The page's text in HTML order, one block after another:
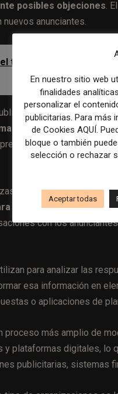
posibles objeciones.
anunciantes.
trabajo editorial, la
El sistema
que se incluye en
de materiales
publicitarias enviadas
recibir una evaluación
con los
para analizar las
esa información en
o aplicaciones de
más amplio de
plataformas digitales,
publicitarias, sistemas
En nuestro sitio web
finalidades
personalizar el
publicitarias. Para más
de Cookies AQUÍ.
bloque o también
selección o rechazar
Aceptar todas